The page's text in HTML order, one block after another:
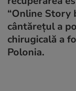
“Online Story
cântărețul a
chirugicală a
Polonia.